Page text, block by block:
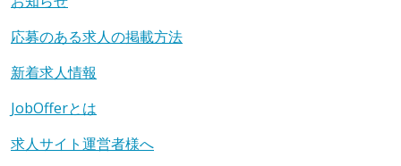
応募のある求人の掲載方法
新着求人情報
JobOfferとは
求人サイト運営者様へ